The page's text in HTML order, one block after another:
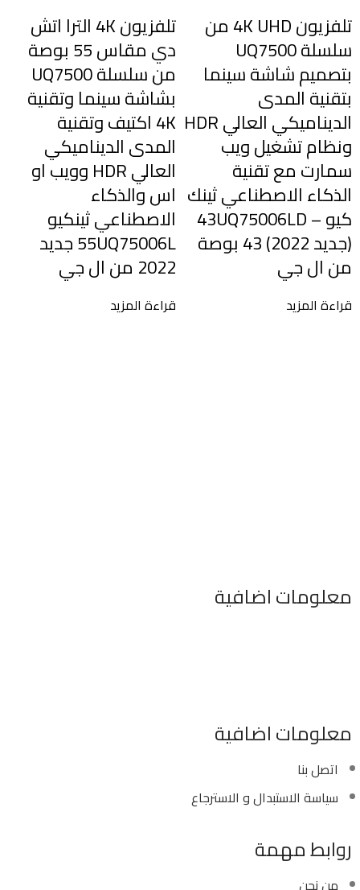
تلفزيون 4K UHD من
سلسلة UQ7500
بتصميم شاشة سينما
بتقنية المدى
الديناميكي العالي HDR
ونظام تشغيل ويب
سمارت مع تقنية
الذكاء الاصطناعي ثينك
كيو – 43UQ75006LD
(جديد 2022) 43 بوصة
من ال جي
قراءة المزيد
تلفزيون 4K الترا اتش
دي مقاس 55 بوصة
من سلسلة UQ7500
بشاشة سينما وتقنية
4K اكتيف وتقنية
المدى الديناميكي
العالي HDR وويب او
اس والذكاء
الاصطناعي ثينكيو
55UQ75006L جديد
2022 من ال جي
قراءة المزيد
معلومات اضافية
معلومات اضافية
اتصل بنا
سياسة الاستبدال و الاسترجاع
روابط مهمة
من نحن